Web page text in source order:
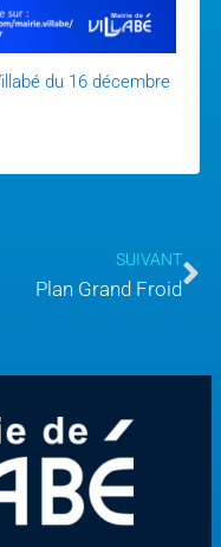
du 16 décembre
SUIVANT
Plan Grand Froid